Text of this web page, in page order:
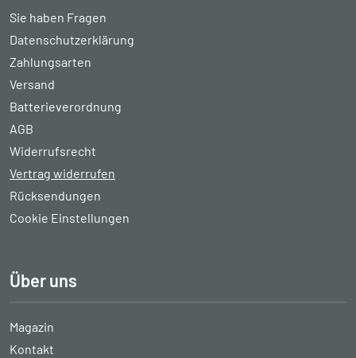
Sie haben Fragen
Datenschutzerklärung
Zahlungsarten
Versand
Batterieverordnung
AGB
Widerrufsrecht
Vertrag widerrufen
Rücksendungen
Cookie Einstellungen
Über uns
Magazin
Kontakt